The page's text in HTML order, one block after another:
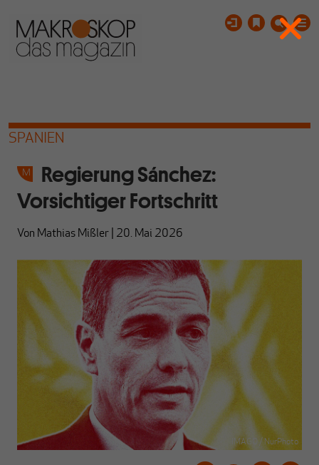
SPANIEN
Regierung Sánchez:
Vorsichtiger Fortschritt
Von Mathias Mißler 20. Mai 2026
IMAGO / NurPhoto